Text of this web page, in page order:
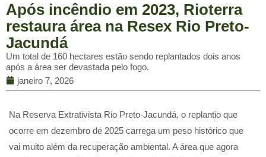
Após incêndio em 2023, Rioterra
restaura área na Resex Rio Preto-
Jacundá
Um total de 160 hectares estão sendo replantados dois anos
após a área ser devastada pelo fogo.
janeiro 7, 2026
Na Reserva Extrativista Rio Preto-Jacundá, o replantio que
ocorre em dezembro de 2025 carrega um peso histórico que
vai muito além da recuperação ambiental. A área que agora